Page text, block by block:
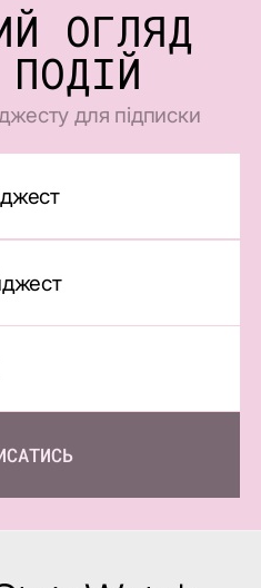
ОГЛЯД
для підписки